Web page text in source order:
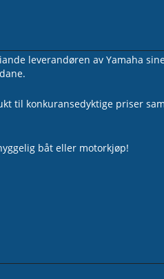
leverandøren av Yamaha
til konkuransedyktige priser
båt eller motorkjøp!